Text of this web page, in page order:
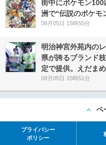
街中にポケモン
洲で“伝説のポケモ
08月05日 15時55分
明治神宮外苑内の
県が誇るブランド
定で提供。えだま
08月05日 15時51分
ペ
プライバシー
ポリシー